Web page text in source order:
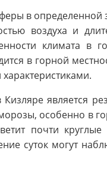
в
воздуха и
климата в
в горной
является
особенно в
почти
суток могут